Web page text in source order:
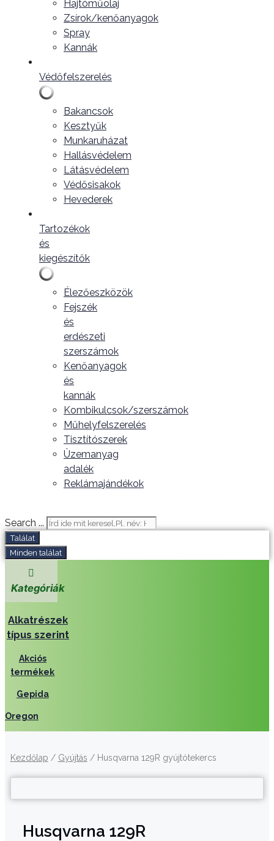
Hajtóműolaj
Zsírok/kenőanyagok
Spray
Kannák
Védőfelszerelés
Bakancsok
Kesztyűk
Munkaruházat
Hallásvédelem
Látásvédelem
Védősisakok
Hevederek
Tartozékok
és
kiegészítők
Élezőeszközök
Fejszék
és
erdészeti
szerszámok
Kenőanyagok
és
kannák
Kombikulcsok/szerszámok
Műhelyfelszerelés
Tisztítószerek
Üzemanyag
adalék
Reklámajándékok
Search ...
Találat
Minden találat
Kategóriák
Alkatrészek
típus szerint
Akciós
termékek
Gepida
Oregon
Kezdőlap / Gyújtás / Husqvarna 129R gyújtótekercs
Husqvarna 129R